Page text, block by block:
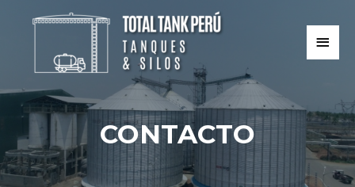
CONTACTO